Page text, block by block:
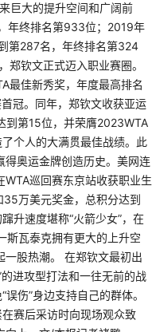
巨大的提升空间和广阔前
年终排名第933位；2019年
第287名，年终排名第324
钦文正式迈入职业赛圈。
最佳新秀奖，年度最高排名
冠。同年，郑钦文收获亚运
到第15位，并荣膺2023WTA
个人的大满贯最佳战绩。此
得奥运金牌创造历史。美网连
巡回赛东京站收获职业生
万美元奖金，总积分达到
升速度堪称“火箭少女”，在
斯瓦泰克拥有更大的上升空
股热潮。 在郑钦文最初出
进攻型打法和一往无前的战
伤”身边支持自己的群体。
赛后采访时向现场观众致